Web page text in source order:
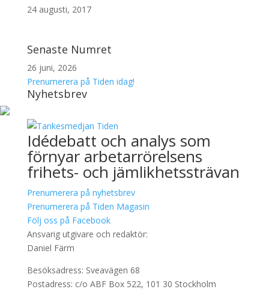
24 augusti, 2017
Senaste Numret
26 juni, 2026
Prenumerera på Tiden idag!
Nyhetsbrev
Idédebatt och analys som
förnyar arbetarrörelsens
frihets- och jämlikhetssträvan
Prenumerera på nyhetsbrev
Prenumerera på Tiden Magasin
Följ oss på Facebook
Ansvarig utgivare och redaktör:
Daniel Färm
Besöksadress: Sveavägen 68
Postadress: c/o ABF Box 522, 101 30 Stockholm